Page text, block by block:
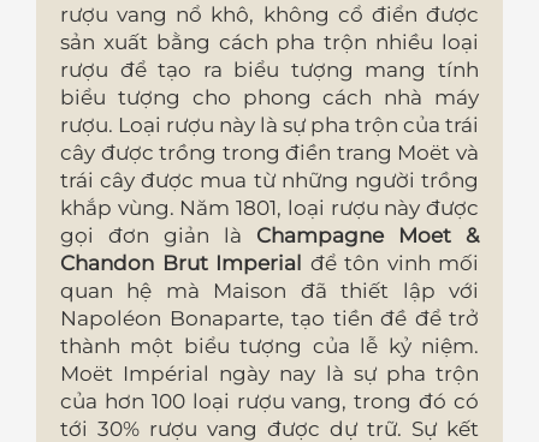
rượu vang nổ khô, không cổ điển được
sản xuất bằng cách pha trộn nhiều loại
rượu để tạo ra biểu tượng mang tính
biểu tượng cho phong cách nhà máy
rượu. Loại rượu này là sự pha trộn của trái
cây được trồng trong điền trang Moët và
trái cây được mua từ những người trồng
khắp vùng. Năm 1801, loại rượu này được
gọi đơn giản là Champagne Moet &
Chandon Brut Imperial để tôn vinh mối
quan hệ mà Maison đã thiết lập với
Napoléon Bonaparte, tạo tiền đề để trở
thành một biểu tượng của lễ kỷ niệm.
Moët Impérial ngày nay là sự pha trộn
của hơn 100 loại rượu vang, trong đó có
tới 30% rượu vang được dự trữ. Sự kết